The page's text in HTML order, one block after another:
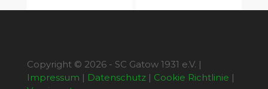
Copyright © 2026 - SC Gatow 1931 e.V. |
Impressum | Datenschutz| Cookie Richtlinie |